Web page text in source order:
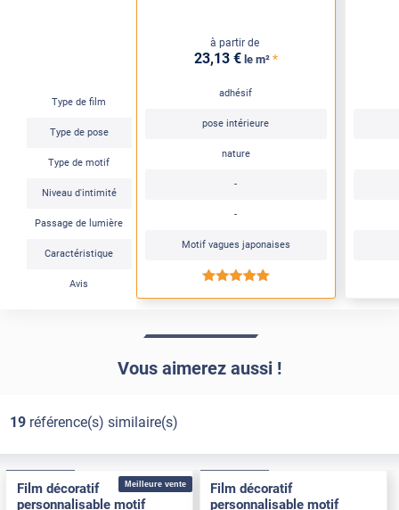
Type de film
Type de pose
Type de motif
Niveau d'intimité
Passage de lumière
Caractéristique
Avis
à partir de
23,13 € le m² *
adhésif
pose intérieure
nature
-
-
Motif vagues japonaises
*****
Vous aimerez aussi !
19référence(s) similaire(s)
Meilleure vente
Film décoratif
personnalisable motif
Film décoratif
personnalisable motif